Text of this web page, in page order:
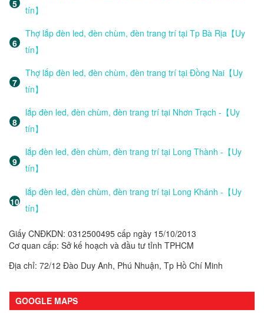
tín】
Thợ lắp đèn led, đèn chùm, đèn trang trí tại Tp Bà Rịa【Uy
tín】
Thợ lắp đèn led, đèn chùm, đèn trang trí tại Đồng Nai【Uy
tín】
lắp đèn led, đèn chùm, đèn trang trí tại Nhơn Trạch -【Uy
tín】
lắp đèn led, đèn chùm, đèn trang trí tại Long Thành -【Uy
tín】
lắp đèn led, đèn chùm, đèn trang trí tại Long Khánh -【Uy
tín】
Giấy CNĐKDN: 0312500495 cấp ngày 15/10/2013
Cơ quan cấp: Sở kế hoạch và đầu tư tỉnh TPHCM
Địa chỉ: 72/12 Đào Duy Anh, Phú Nhuận, Tp Hồ Chí Minh
GOOGLE MAPS